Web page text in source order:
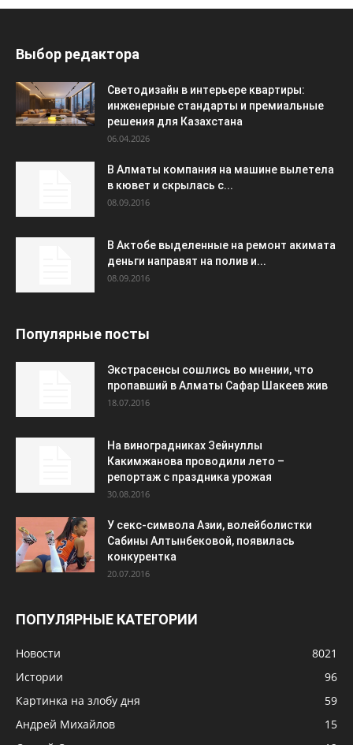
Выбор редактора
Светодизайн в интерьере квартиры:
инженерные стандарты и премиальные
решения для Казахстана
06.04.2026
В Алматы компания на машине вылетела
в кювет и скрылась с...
08.09.2016
В Актобе выделенные на ремонт акимата
деньги направят на полив и...
08.09.2016
Популярные посты
Экстрасенсы сошлись во мнении, что
пропавший в Алматы Сафар Шакеев жив
18.07.2016
На виноградниках Зейнуллы
Какимжанова проводили лето –
репортаж с праздника урожая
30.08.2016
У секс-символа Азии, волейболистки
Сабины Алтынбековой, появилась
конкурентка
20.07.2016
ПОПУЛЯРНЫЕ КАТЕГОРИИ
Новости
8021
Истории
96
Картинка на злобу дня
59
Андрей Михайлов
15